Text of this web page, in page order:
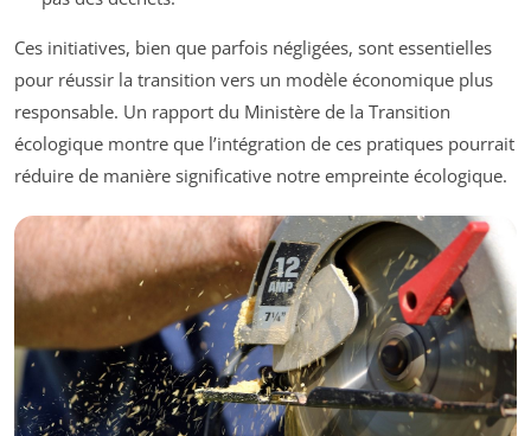
Ces initiatives, bien que parfois négligées, sont essentielles
pour réussir la transition vers un modèle économique plus
responsable. Un rapport du Ministère de la Transition
écologique montre que l’intégration de ces pratiques pourrait
réduire de manière significative notre empreinte écologique.